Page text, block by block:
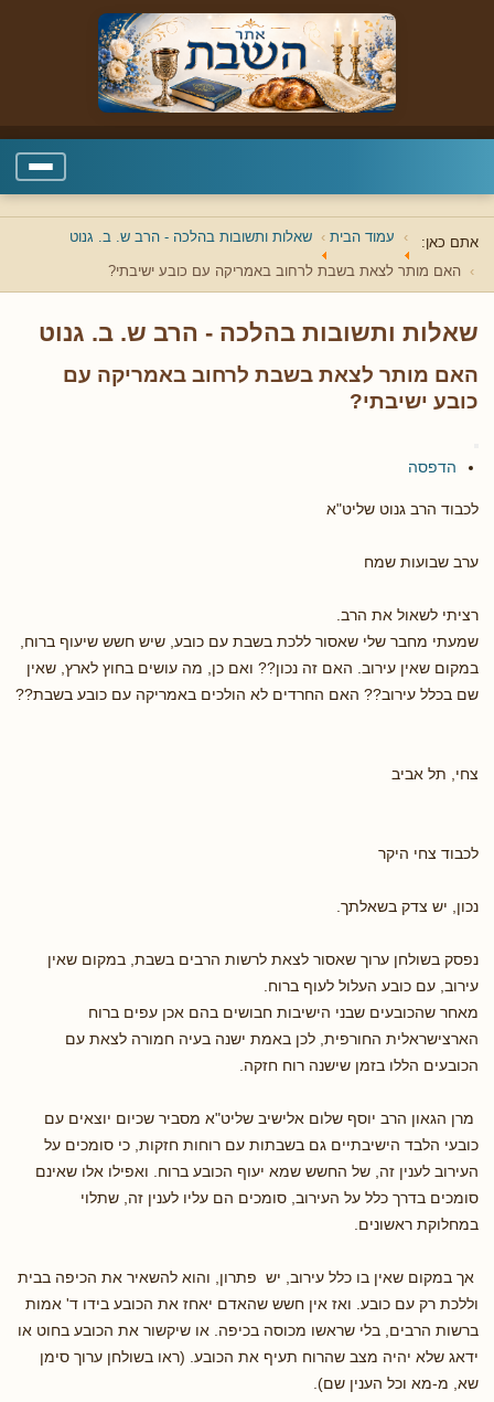
אתם כאן: עמוד הבית שאלות ותשובות בהלכה - הרב ש. ב. גנוט
האם מותר לצאת בשבת לרחוב באמריקה עם כובע ישיבתי?
שאלות ותשובות בהלכה - הרב ש. ב. גנוט
האם מותר לצאת בשבת לרחוב באמריקה עם
כובע ישיבתי?
הדפסה
לכבוד הרב גנוט שליט"א
ערב שבועות שמח
רציתי לשאול את הרב.
שמעתי מחבר שלי שאסור ללכת בשבת עם כובע, שיש חשש שיעוף ברוח,
במקום שאין עירוב. האם זה נכון?? ואם כן, מה עושים בחוץ לארץ, שאין
שם בכלל עירוב?? האם החרדים לא הולכים באמריקה עם כובע בשבת??
צחי, תל אביב
לכבוד צחי היקר
נכון, יש צדק בשאלתך.
נפסק בשולחן ערוך שאסור לצאת לרשות הרבים בשבת, במקום שאין
עירוב, עם כובע העלול לעוף ברוח.
מאחר שהכובעים שבני הישיבות חבושים בהם אכן עפים ברוח
הארצישראלית החורפית, לכן באמת ישנה בעיה חמורה לצאת עם
הכובעים הללו בזמן שישנה רוח חזקה.
מרן הגאון הרב יוסף שלום אלישיב שליט"א מסביר שכיום יוצאים עם
כובעי הלבד הישיבתיים גם בשבתות עם רוחות חזקות, כי סומכים על
העירוב לענין זה, של החשש שמא יעוף הכובע ברוח. ואפילו אלו שאינם
סומכים בדרך כלל על העירוב, סומכים הם עליו לענין זה, שתלוי
במחלוקת ראשונים.
אך במקום שאין בו כלל עירוב, יש פתרון, והוא להשאיר את הכיפה בבית
וללכת רק עם כובע. ואז אין חשש שהאדם יאחז את הכובע בידו ד' אמות
ברשות הרבים, בלי שראשו מכוסה בכיפה. או שיקשור את הכובע בחוט או
ידאג שלא יהיה מצב שהרוח תעיף את הכובע. (ראו בשולחן ערוך סימן
שא, מ-מא וכל הענין שם).